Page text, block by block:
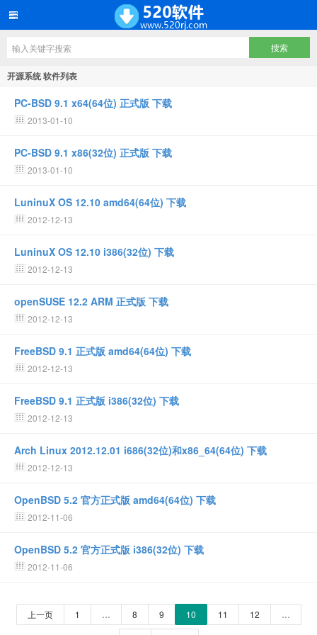
开源系统 软件列表
PC-BSD 9.1 x64(64位) 正式版 下载
2013-01-10
PC-BSD 9.1 x86(32位) 正式版 下载
2013-01-10
LuninuX OS 12.10 amd64(64位) 下载
2012-12-13
LuninuX OS 12.10 i386(32位) 下载
2012-12-13
openSUSE 12.2 ARM 正式版 下载
2012-12-13
FreeBSD 9.1 正式版 amd64(64位) 下载
2012-12-13
FreeBSD 9.1 正式版 i386(32位) 下载
2012-12-13
Arch Linux 2012.12.01 i686(32位)和x86_64(64位) 下载
2012-12-13
OpenBSD 5.2 官方正式版 amd64(64位) 下载
2012-11-06
OpenBSD 5.2 官方正式版 i386(32位) 下载
2012-11-06
上一页 1 … 8 9 10 11 12 …